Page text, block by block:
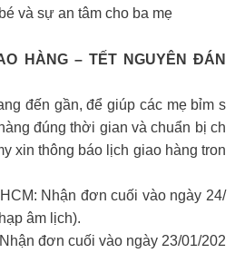
và sự an tâm cho ba mẹ
HÀNG – TẾT NGUYÊN ĐÁN
đến gần, để giúp các mẹ bỉm s
đúng thời gian và chuẩn bị ch
xin thông báo lịch giao hàng tron
Nhận đơn cuối vào ngày 24/
âm lịch).
đơn cuối vào ngày 23/01/202